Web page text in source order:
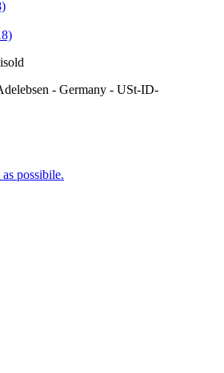
- Germany - USt-ID-
possibile.